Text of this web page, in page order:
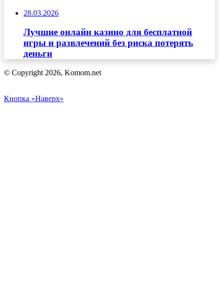
28.03.2026
Лучшие онлайн казино для бесплатной
игры и развлечений без риска потерять
деньги
© Copyright 2026, Komom.net
Кнопка «Наверх»